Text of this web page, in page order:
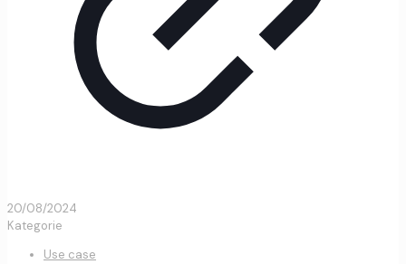
20/08/2024
Kategorie
Use case